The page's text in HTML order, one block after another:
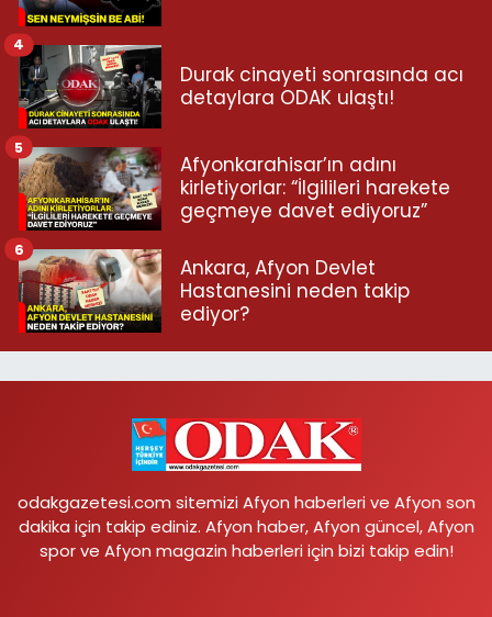
Durak cinayeti sonrasında acı
detaylara ODAK ulaştı!
4
Afyonkarahisar’ın adını
kirletiyorlar: “İlgilileri harekete
geçmeye davet ediyoruz”
5
Ankara, Afyon Devlet
Hastanesini neden takip
ediyor?
6
odakgazetesi.com sitemizi Afyon haberleri ve Afyon son
dakika için takip ediniz. Afyon haber, Afyon güncel, Afyon
spor ve Afyon magazin haberleri için bizi takip edin!